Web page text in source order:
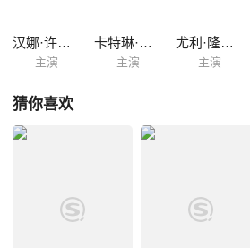
汉娜·许古拉
主演
卡特琳·沙克
主演
尤利·隆美尔
主演
猜你喜欢